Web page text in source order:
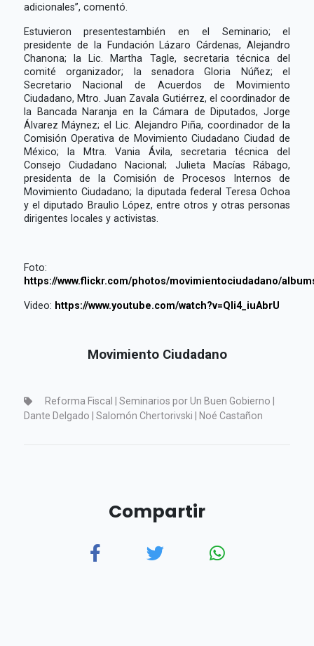
adicionales”, comentó.
Estuvieron presentestambién en el Seminario; el
presidente de la Fundación Lázaro Cárdenas, Alejandro
Chanona; la Lic. Martha Tagle, secretaria técnica del
comité organizador; la senadora Gloria Núñez; el
Secretario Nacional de Acuerdos de Movimiento
Ciudadano, Mtro. Juan Zavala Gutiérrez, el coordinador de
la Bancada Naranja en la Cámara de Diputados, Jorge
Álvarez Máynez; el Lic. Alejandro Piña, coordinador de la
Comisión Operativa de Movimiento Ciudadano Ciudad de
México; la Mtra. Vania Ávila, secretaria técnica del
Consejo Ciudadano Nacional; Julieta Macías Rábago,
presidenta de la Comisión de Procesos Internos de
Movimiento Ciudadano; la diputada federal Teresa Ochoa
y el diputado Braulio López, entre otros y otras personas
dirigentes locales y activistas.
Foto:
https://www.flickr.com/photos/movimientociudadano/
Video: https://www.youtube.com/watch?v=Qli4_iuAbrU
Movimiento Ciudadano
Reforma Fiscal | Seminarios por Un Buen Gobierno |
Dante Delgado | Salomón Chertorivski | Noé Castañon
Compartir